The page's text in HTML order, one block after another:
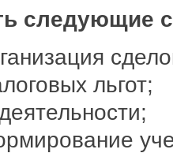
следующие
льгот;